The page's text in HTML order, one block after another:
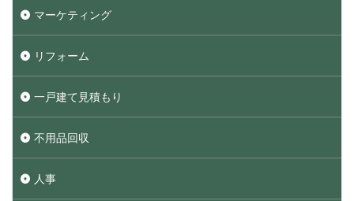
マーケティング
リフォーム
一戸建て見積もり
不用品回収
人事